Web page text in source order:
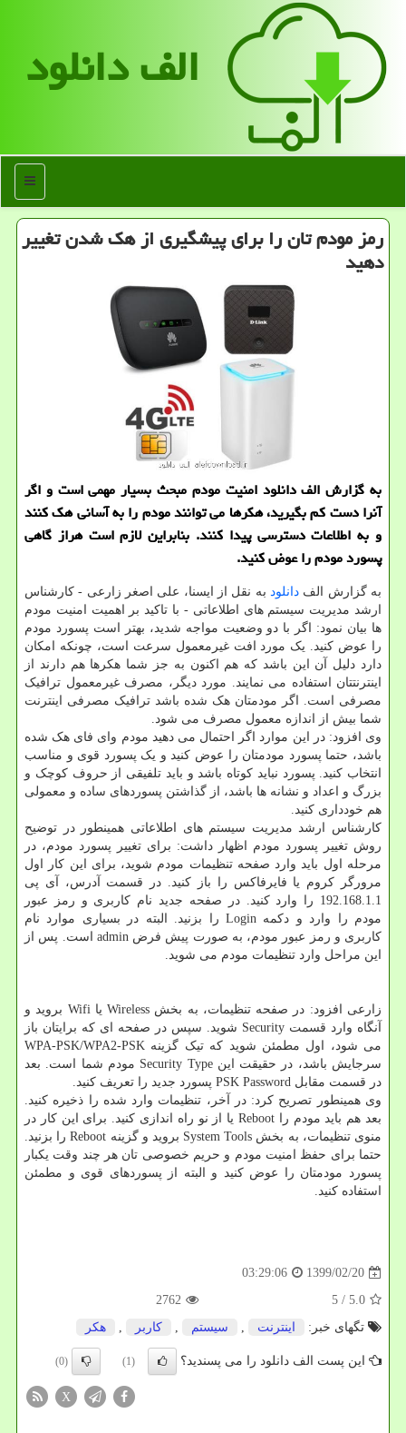
الف دانلود
منو
رمز مودم تان را برای پیشگیری از هك شدن تغییر
دهید
به گزارش الف دانلود امنیت مودم مبحث بسیار مهمی است و اگر
آنرا دست كم بگیرید، هكرها می توانند مودم را به آسانی هك كنند
و به اطلاعات دسترسی پیدا كنند. بنابراین لازم است هراز گاهی
پسورد مودم را عوض كنید.
به گزارش الف دانلود به نقل از ایسنا، علی اصغر زارعی - کارشناس
ارشد مدیریت سیستم های اطلاعاتی - با تاکید بر اهمیت امنیت مودم
ها بیان نمود: اگر با دو وضعیت مواجه شدید، بهتر است پسورد مودم
را عوض کنید. یک مورد افت غیرمعمول سرعت است، چونکه امکان
دارد دلیل آن این باشد که هم اکنون به جز شما هکرها هم دارند از
اینترنتتان استفاده می نمایند. مورد دیگر، مصرف غیرمعمول ترافیک
مصرفی است. اگر مودمتان هک شده باشد ترافیک مصرفی اینترنت
شما بیش از اندازه معمول مصرف می شود.
وی افزود: در این موارد اگر احتمال می دهید مودم وای فای هک شده
باشد، حتما پسورد مودمتان را عوض کنید و یک پسورد قوی و مناسب
انتخاب کنید. پسورد نباید کوتاه باشد و باید تلفیقی از حروف کوچک و
بزرگ و اعداد و نشانه ها باشد، از گذاشتن پسوردهای ساده و معمولی
هم خودداری کنید.
کارشناس ارشد مدیریت سیستم های اطلاعاتی همینطور در توضیح
روش تغییر پسورد مودم اظهار داشت: برای تغییر پسورد مودم، در
مرحله اول باید وارد صفحه تنظیمات مودم شوید، برای این کار اول
مرورگر کروم یا فایرفاکس را باز کنید. در قسمت آدرس، آی پی
192.168.1.1 را وارد کنید. در صفحه جدید نام کاربری و رمز عبور
مودم را وارد و دکمه Login را بزنید. البته در بسیاری موارد نام
کاربری و رمز عبور مودم، به صورت پیش فرض admin است. پس از
این مراحل وارد تنظیمات مودم می شوید.
زارعی افزود: در صفحه تنظیمات، به بخش Wireless یا Wifi بروید و
آنگاه وارد قسمت Security شوید. سپس در صفحه ای که برایتان باز
می شود، اول مطمئن شوید که تیک گزینه WPA-PSK/WPA2-PSK
سرجایش باشد، در حقیقت این Security Type مودم شما است. بعد
در قسمت مقابل PSK Password پسورد جدید را تعریف کنید.
وی همینطور تصریح کرد: در آخر، تنظیمات وارد شده را ذخیره کنید.
بعد هم باید مودم را Reboot یا از نو راه اندازی کنید. برای این کار در
منوی تنظیمات، به بخش System Tools بروید و گزینه Reboot را بزنید.
حتما برای حفظ امنیت مودم و حریم خصوصی تان هر چند وقت یکبار
پسورد مودمتان را عوض کنید و البته از پسوردهای قوی و مطمئن
استفاده کنید.
1399/02/20
03:29:06
5.0
/ 5
2762
تگهای خبر:
اینترنت , سیستم , كاربر , هكر
این پست الف دانلود را می پسندید؟ (1)
(0)
X